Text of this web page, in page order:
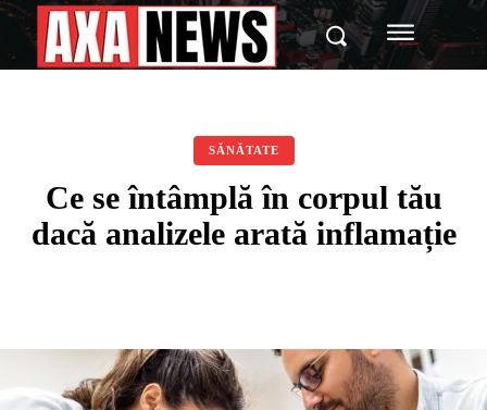
SĂNĂTATE
Ce se întâmplă în corpul tău
dacă analizele arată inflamație